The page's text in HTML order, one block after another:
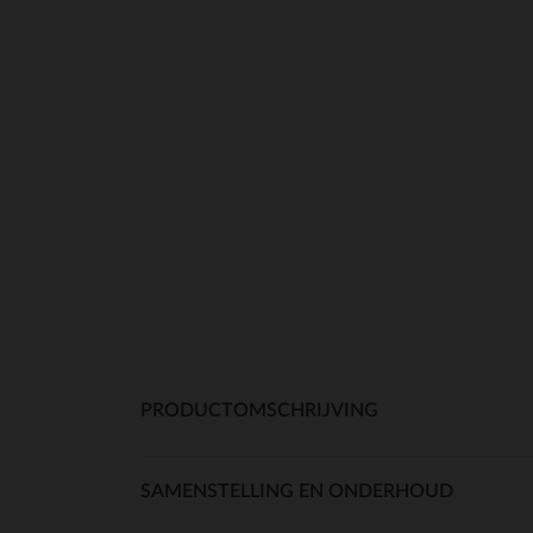
PRODUCTOMSCHRIJVING
SAMENSTELLING EN ONDERHOUD